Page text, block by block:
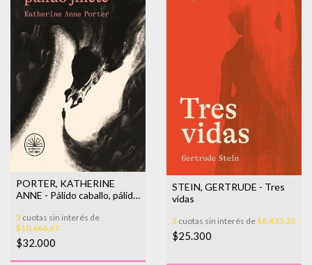
PORTER, KATHERINE
ANNE - Pálido caballo, pálido
3 cuotas sin interés de
$10.666,67
$32.000
STEIN, GERTRUDE - Tres
vidas
3 cuotas sin interés de$8.433,33
$25.300